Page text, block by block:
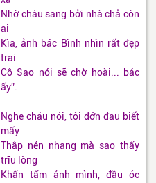
Nhờ cháu sang bởi nhà chả còn
ai
Kìa, ảnh bác Bình nhìn rất đẹp
trai
Cô Sao nói sẽ chờ hoài... bác
ấy”.
Nghe cháu nói, tôi đớn đau biết
mấy
Thắp nén nhang mà sao thấy
trĩu lòng
Khấn tấm ảnh mình, đầu óc